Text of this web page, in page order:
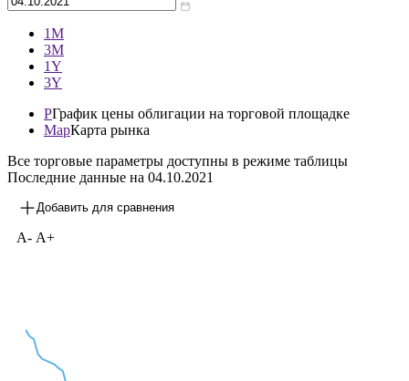
1М
3М
1Y
3Y
PГрафик цены облигации на торговой площадке
MapКарта рынка
Все торговые параметры доступны в режиме таблицы
Последние данные на 04.10.2021
Добавить для сравнения